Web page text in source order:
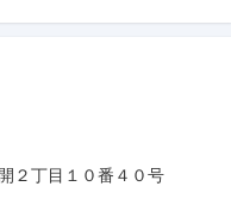
２丁目１０番４０号